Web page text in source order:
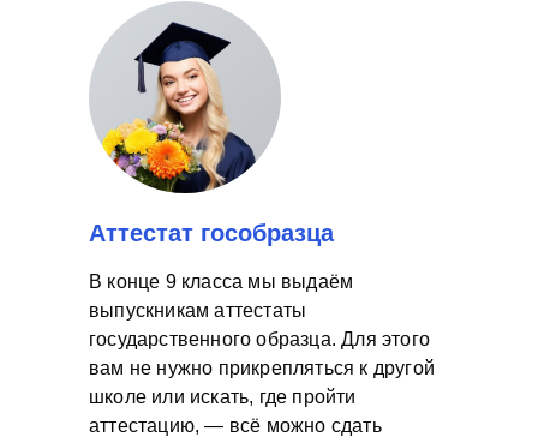
Аттестат гособразца
В конце 9 класса мы выдаём
выпускникам аттестаты
государственного образца. Для этого
вам не нужно прикрепляться к другой
школе или искать, где пройти
аттестацию, — всё можно сдать